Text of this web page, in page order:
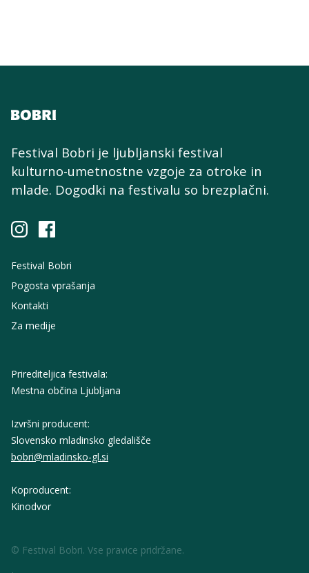
Festival Bobri je ljubljanski festival
kulturno-umetnostne vzgoje za otroke in
mlade. Dogodki na festivalu so brezplačni.
Festival Bobri
Pogosta vprašanja
Kontakti
Za medije
Prirediteljica festivala:
Mestna občina Ljubljana
Izvršni producent:
Slovensko mladinsko gledališče
bobri@mladinsko-gl.si
Koproducent:
Kinodvor
© Festival Bobri. Vse pravice pridržane.